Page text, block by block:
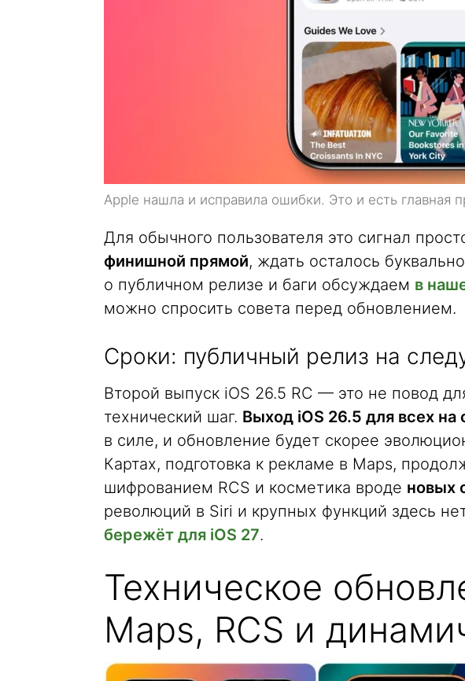
Apple нашла и исправила ошибки. Это и есть главная
Для обычного пользователя это сигнал
финишной прямой, ждать осталось
о публичном релизе и баги обсуждаем в
можно спросить совета перед обновлением.
Сроки: публичный релиз на
Второй выпуск iOS 26.5 RC — это не повод
технический шаг. Выход iOS 26.5 для всех
в силе, и обновление будет скорее
Картах, подготовка к рекламе в Maps,
шифрованием RCS и косметика вроде новых
революций в Siri и крупных функций здесь
бережёт для iOS 27.
Техническое
Maps, RCS и